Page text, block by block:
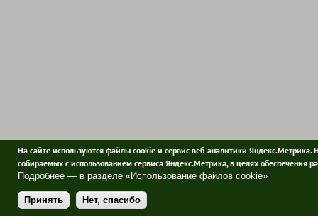
На сайте используются файлы cookie и сервис веб-аналитики
собираемых с использованием сервиса Яндекс.Метрика, в целях обеспечения
Подробнее — в разделе «Использование файлов cookie»
Принять Нет, спасибо